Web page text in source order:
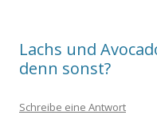
Lachs und
denn sonst?
Schreibe eine Antwort